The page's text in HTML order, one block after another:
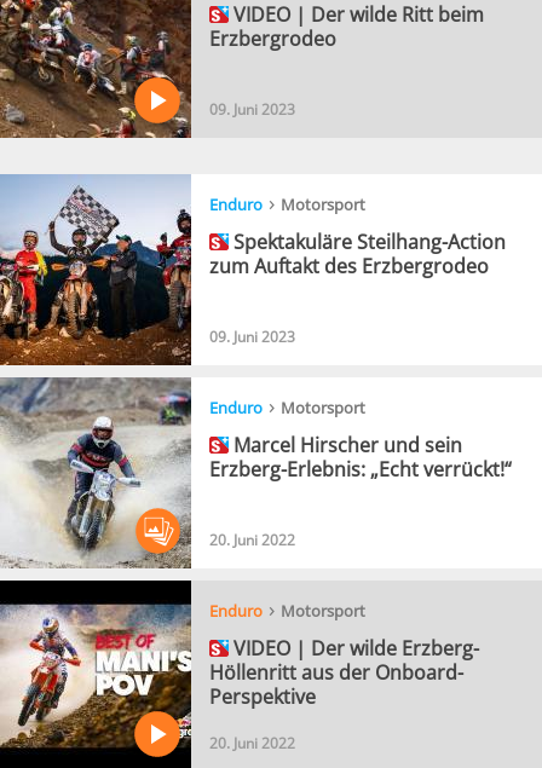
VIDEO | Der wilde Ritt beim
Erzbergrodeo
09. Juni 2023
Enduro › Motorsport
Spektakuläre Steilhang-Action
zum Auftakt des Erzbergrodeo
09. Juni 2023
Enduro › Motorsport
Marcel Hirscher und sein
Erzberg-Erlebnis: „Echt verrückt!“
20. Juni 2022
Enduro › Motorsport
VIDEO | Der wilde Erzberg-
Höllenritt aus der Onboard-
Perspektive
20. Juni 2022